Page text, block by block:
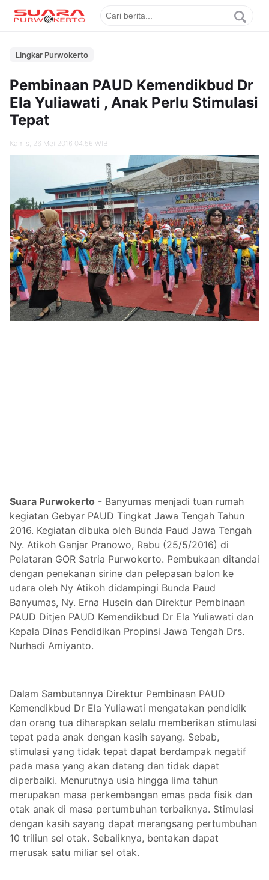
Lingkar Purwokerto
Pembinaan PAUD Kemendikbud Dr
Ela Yuliawati , Anak Perlu Stimulasi
Tepat
Kamis, 26 Mei 2016 04.56 WIB
Suara Purwokerto - Banyumas menjadi tuan rumah
kegiatan Gebyar PAUD Tingkat Jawa Tengah Tahun
2016. Kegiatan dibuka oleh Bunda Paud Jawa Tengah
Ny. Atikoh Ganjar Pranowo, Rabu (25/5/2016) di
Pelataran GOR Satria Purwokerto. Pembukaan ditandai
dengan penekanan sirine dan pelepasan balon ke
udara oleh Ny Atikoh didampingi Bunda Paud
Banyumas, Ny. Erna Husein dan Direktur Pembinaan
PAUD Ditjen PAUD Kemendikbud Dr Ela Yuliawati dan
Kepala Dinas Pendidikan Propinsi Jawa Tengah Drs.
Nurhadi Amiyanto.
Dalam Sambutannya Direktur Pembinaan PAUD
Kemendikbud Dr Ela Yuliawati mengatakan pendidik
dan orang tua diharapkan selalu memberikan stimulasi
tepat pada anak dengan kasih sayang. Sebab,
stimulasi yang tidak tepat dapat berdampak negatif
pada masa yang akan datang dan tidak dapat
diperbaiki. Menurutnya usia hingga lima tahun
merupakan masa perkembangan emas pada fisik dan
otak anak di masa pertumbuhan terbaiknya. Stimulasi
dengan kasih sayang dapat merangsang pertumbuhan
10 triliun sel otak. Sebaliknya, bentakan dapat
merusak satu miliar sel otak.